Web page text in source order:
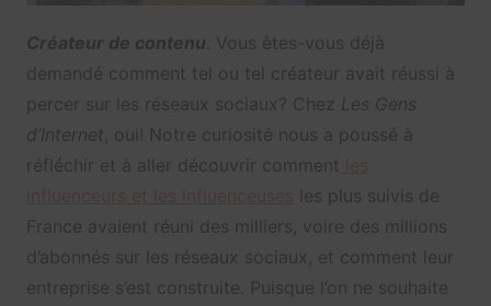
Créateur de contenu . Vous êtes-vous déjà
demandé comment tel ou tel créateur avait réussi à
percer sur les réseaux sociaux? Chez Les Gens
d’Internet , oui! Notre curiosité nous a poussé à
réfléchir et à aller découvrir comment
les plus suivis de
France avaient réuni des milliers, voire des millions
d’abonnés sur les réseaux sociaux, et comment leur
entreprise s’est construite. Puisque l’on ne souhaite